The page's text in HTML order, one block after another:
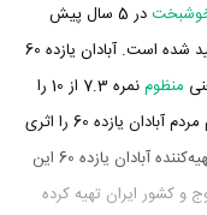
در 5 سال پیش
یعنی سال 1398 در گونه جنگی و دفاع مقدس تولید شده است. آبادان یازده 60
منظوم
نمره 7.3 از 10 را
از سوی مردم بدست بیاورد که نشان می‌دهد عموم مردم آبادان یازده 60 را اثری
تهیه‌کننده آبادان یازده 60 این
و کشور ایران تهیه کرده